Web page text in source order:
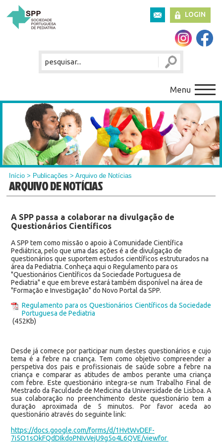
LOGIN
Menu
Início > Publicações > Arquivo de Notícias
ARQUIVO DE NOTÍCIAS
A SPP passa a colaborar na divulgação de
Questionários Científicos
A SPP tem como missão o apoio à Comunidade Científica
Pediátrica, pelo que uma das ações é a de divulgação de
questionários que suportem estudos científicos estruturados na
área da Pediatria. Conheça aqui o Regulamento para os
"Questionários Científicos da Sociedade Portuguesa de
Pediatria" e que em breve estará também disponível na área de
"Formação e Investigação" do Novo Portal da SPP.
Regulamento para os Questionários Científicos da Sociedade
Portuguesa de Pediatria
(452Kb)
Desde já comece por participar num destes questionários e cujo
tema é a febre na criança. Tem como objetivo compreender a
perspetiva dos pais e profissionais de saúde sobre a febre na
criança e comparar as atitudes de ambos perante uma criança
com febre. Este questionário integra-se num Trabalho Final de
Mestrado da Faculdade de Medicina da Universidade de Lisboa. A
sua colaboração no preenchimento deste questionário tem a
duração aproximada de 5 minutos. Por favor aceda ao
questionário através do seguinte link:
https://docs.google.com/forms/d/1HvtWvDEF-
7i5O1sOkFQdDIkdoPNIvVejU9g5o4L6QVE/viewfor